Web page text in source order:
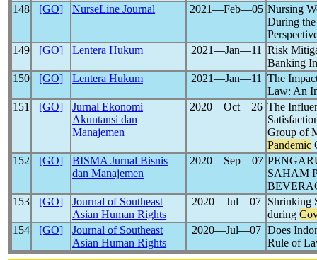
148
[GO] NurseLine Journal 2021―Feb―05 Nursing
During
149
[GO] Lentera Hukum 2021―Jan―11
Risk
Banking
150
[GO] Lentera Hukum 2021―Jan―11
The
Law: An
151
[GO]
Jurnal Ekonomi
Akuntansi dan
Manajemen
2020―Oct―26 The
Group of
Pandemic
152
[GO]
BISMA Jurnal Bisnis
dan Manajemen
2020―Sep―07
SAHAM
153
[GO]
Journal of Southeast
Asian Human Rights
2020―Jul―07
Shrinking
during
154
[GO]
Journal of Southeast
Asian Human Rights
2020―Jul―07 Does
Rule of